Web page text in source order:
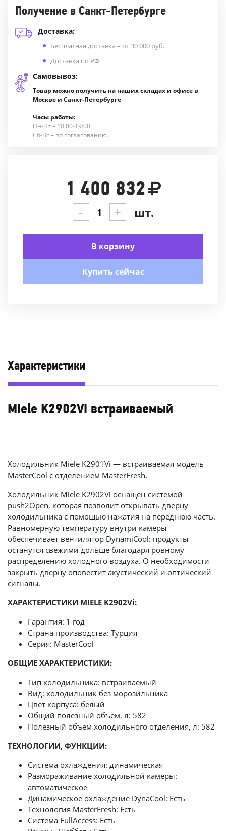
Получение в Санкт-Петербурге
Доставка:
Бесплатная доставка – от 30 000 руб.
Доставка по РФ
Самовывоз:
Товар можно получить на наших складах и офисе в
Москве и Санкт-Петербурге
Часы работы:
Пн-Пт – 10:00-19:00
Сб-Вс – по согласованию.
1 400 832
- + шт.
В корзину
Купить сейчас
Характеристики
Miele K2902Vi встраиваемый
Холодильник Miele K2901Vi — встраиваемая модель
MasterCool с отделением MasterFresh.
Холодильник Miele K2902Vi оснащен системой
push2Open, которая позволит открывать дверцу
холодильника с помощью нажатия на переднюю часть.
Равномерную температуру внутри камеры
обеспечивает вентилятор DynamiCool: продукты
останутся свежими дольше благодаря ровному
распределению холодного воздуха. О необходимости
закрыть дверцу оповестит акустический и оптический
сигналы.
ХАРАКТЕРИСТИКИ MIELE K2902Vi:
Гарантия: 1 год
Страна производства: Турция
Серия: MasterCool
ОБЩИЕ ХАРАКТЕРИСТИКИ:
Тип холодильника: встраиваемый
Вид: холодильник без морозильника
Цвет корпуса: белый
Общий полезный объем, л: 582
Полезный объем холодильного отделения, л: 582
ТЕХНОЛОГИИ, ФУНКЦИИ:
Система охлаждения: динамическая
Размораживание холодильной камеры:
автоматическое
Динамическое охлаждение DynaCool: Есть
Технология MasterFresh: Есть
Система FullAccess: Есть